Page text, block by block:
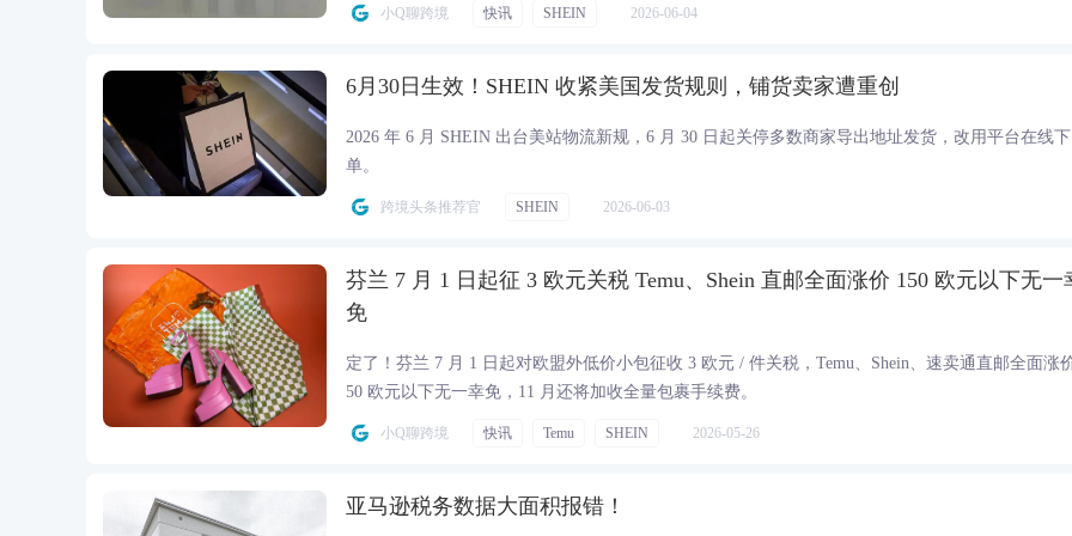
小Q聊跨境 快讯 SHEIN 2026-06-04
6月30日生效！SHEIN 收紧美国发货规则，铺货卖家遭重创
2026 年 6 月 SHEIN 出台美站物流新规，6 月 30 日起关停多数商家导出地址发货，改用平台在线下
单。
跨境头条推荐官 SHEIN 2026-06-03
芬兰 7 月 1 日起征 3 欧元关税 Temu、Shein 直邮全面涨价 150 欧元以下无一
免
定了！芬兰 7 月 1 日起对欧盟外低价小包征收 3 欧元 / 件关税，Temu、Shein、速卖通直邮全面涨
50 欧元以下无一幸免，11 月还将加收全量包裹手续费。
小Q聊跨境 快讯 Temu SHEIN 2026-05-26
亚马逊税务数据大面积报错！